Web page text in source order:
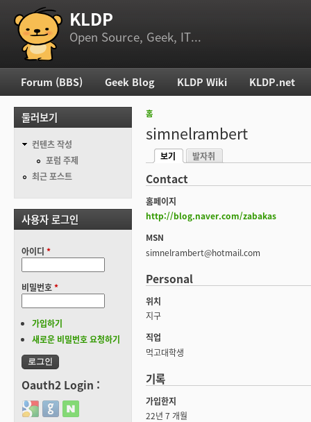
부 메뉴 KLDP
Open Source, Geek, IT...
현재 위치
홈
simnelrambert
기본탭
보기
발자취
Contact
홈페이지
http://blog.naver.com/zabakas
MSN
simnelrambert@hotmail.com
Personal
위치
지구
직업
먹고대학생
기록
가입한지
22년 7 개월
주 메뉴
Forum (BBS) Geek Blog KLDP Wiki KLDP.net
둘러보기
컨텐츠 작성
포럼 주제
최근 포스트
사용자 로그인
아이디 *
비밀번호*
가입하기
새로운 비밀번호 요청하기
Oauth2 Login :
Login with Google
Login with GitHub
Login with Naver